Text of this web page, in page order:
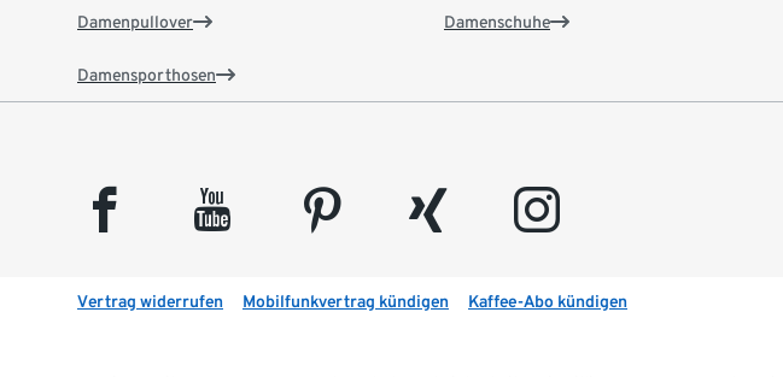
Damenpullover
Damensporthosen
Damenschuhe
facebook youtube pinterest xing instagram
Vertrag widerrufen Mobilfunkvertrag kündigen Kaffee-Abo kündigen